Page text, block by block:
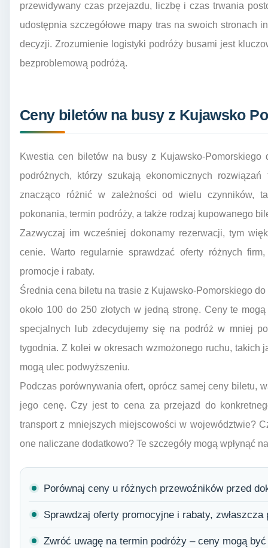
przewidywany czas przejazdu, liczbę i czas trwania
udostępnia szczegółowe mapy tras na swoich stronach
decyzji. Zrozumienie logistyki podróży busami jest
bezproblemową podróżą.
Ceny biletów na busy z Kujawsko
Kwestia cen biletów na busy z Kujawsko-
podróżnych, którzy szukają ekonomicznych
znacząco różnić w zależności od wielu czynników,
pokonania, termin podróży, a także rodzaj kupowanego
Zazwyczaj im wcześniej dokonamy rezerwacji, tym
cenie. Warto regularnie sprawdzać oferty różnych
promocje i rabaty.
Średnia cena biletu na trasie z Kujawsko-Pomorskiego
około 100 do 250 złotych w jedną stronę. Ceny te
specjalnych lub zdecydujemy się na podróż w mniej
tygodnia. Z kolei w okresach wzmożonego ruchu, takich
mogą ulec podwyższeniu.
Podczas porównywania ofert, oprócz samej ceny biletu,
jego cenę. Czy jest to cena za przejazd do
transport z mniejszych miejscowości w województwie?
one naliczane dodatkowo? Te szczegóły mogą wpłynąć
Porównaj ceny u różnych przewoźników przed
Sprawdzaj oferty promocyjne i rabaty,
Zwróć uwagę na termin podróży – ceny mogą